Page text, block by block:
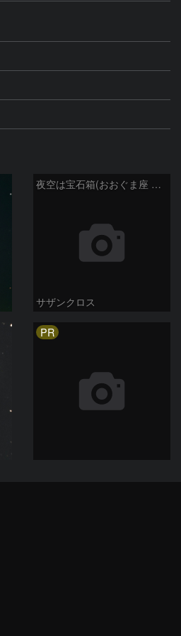
夜空は宝石箱(おおぐま座 NGC3198) Seestar50
サザンクロス
PR